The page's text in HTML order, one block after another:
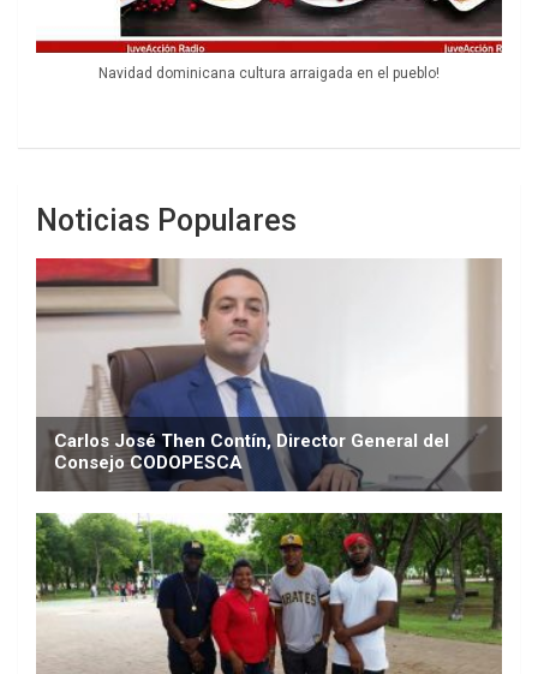
Navidad dominicana cultura arraigada en el pueblo!
Noticias Populares